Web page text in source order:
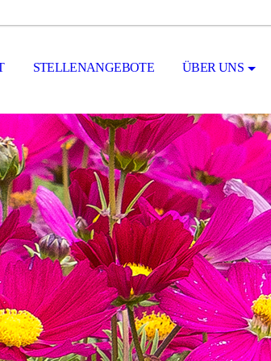
STELLENANGEBOTE ÜBER UNS